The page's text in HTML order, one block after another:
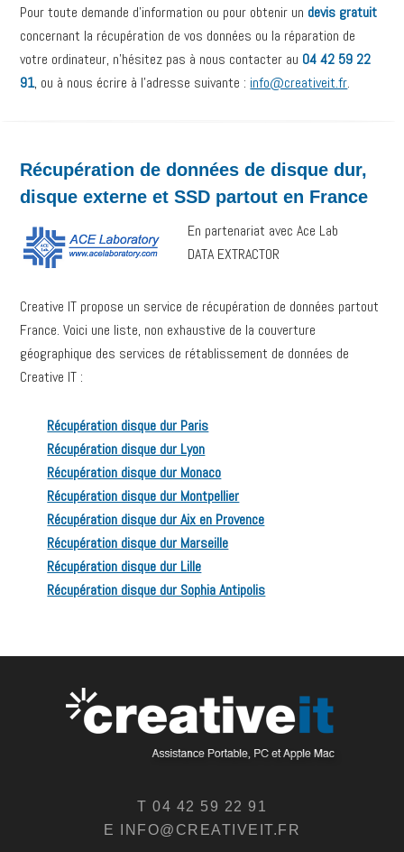
Pour toute demande d’information ou pour obtenir un devis gratuit
concernant la récupération de vos données ou la réparation de
votre ordinateur, n’hésitez pas à nous contacter au 04 42 59 22
91, ou à nous écrire à l’adresse suivante : info@creativeit.fr.
Récupération de données de disque dur,
disque externe et SSD partout en France
En partenariat avec Ace Lab
DATA EXTRACTOR
Creative IT propose un service de récupération de données partout
France. Voici une liste, non exhaustive de la couverture
géographique des services de rétablissement de données de
Creative IT :
Récupération disque dur Paris
Récupération disque dur Lyon
Récupération disque dur Monaco
Récupération disque dur Montpellier
Récupération disque dur Aix en Provence
Récupération disque dur Marseille
Récupération disque dur Lille
Récupération disque dur Sophia Antipolis
T 04 42 59 22 91
E INFO@CREATIVEIT.FR